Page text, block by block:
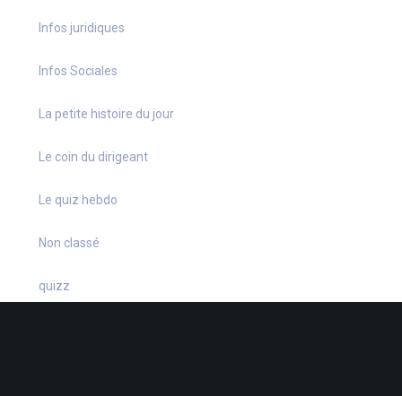
Infos juridiques
Infos Sociales
La petite histoire du jour
Le coin du dirigeant
Le quiz hebdo
Non classé
quizz